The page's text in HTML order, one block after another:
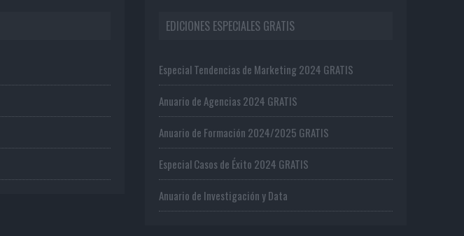
EDICIONES ESPECIALES GRATIS
Especial Tendencias de Marketing 2024 GRATIS
Anuario de Agencias 2024 GRATIS
Anuario de Formación 2024/2025 GRATIS
Especial Casos de Éxito 2024 GRATIS
Anuario de Investigación y Data